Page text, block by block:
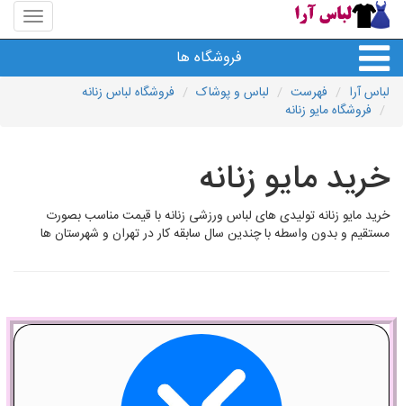
منوی
سایت
آرا
فروشگاه ها
لباس آرا فهرست لباس و پوشاک
فروشگاه لباس زنانه
فروشگاه مایو زنانه
خرید مایو زنانه
خرید مایو زنانه تولیدی های لباس ورزشی زنانه با قیمت مناسب بصورت
مستقیم و بدون واسطه با چندین سال سابقه کار در تهران و شهرستان ها